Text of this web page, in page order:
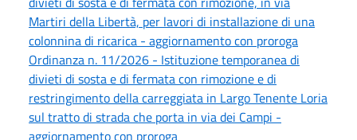
Martiri della Libertà, per lavori di installazione di una
colonnina di ricarica - aggiornamento con proroga
Ordinanza n. 11/2026 - Istituzione temporanea di
divieti di sosta e di fermata con rimozione e di
restringimento della carreggiata in Largo Tenente Loria
sul tratto di strada che porta in via dei Campi -
aggiornamento con proroga